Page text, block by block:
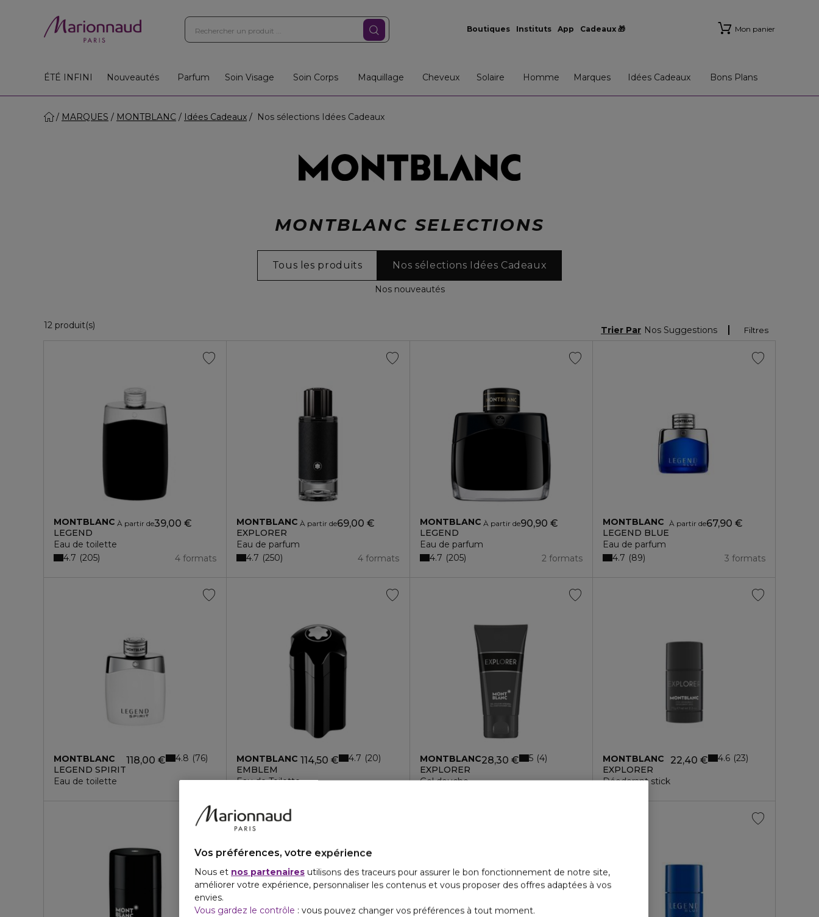
Boutiques Instituts App Cadeaux 🎁 Mon panier
ÉTÉ INFINI Nouveautés Parfum Soin Visage Soin Corps Maquillage Cheveux Solaire Homme Marques Idées Cadeaux Bons Plans
MARQUES MONTBLANC Idées Cadeaux Nos sélections Idées Cadeaux
MONTBLANC SELECTIONS
Tous les produits Nos sélections Idées Cadeaux
Nos nouveautés
12 produit(s) Filtres
Trier Par Nos Suggestions
MONTBLANC
LEGEND
Eau de toilette
À partir de39,00 €
4 formats
4.7 205
MONTBLANC
EXPLORER
Eau de parfum
À partir de69,00 €
4 formats
4.7 250
MONTBLANC
LEGEND
Eau de parfum
À partir de90,90 €
2 formats
4.7 205
MONTBLANC
LEGEND BLUE
Eau de parfum
À partir de67,90 €
3 formats
4.7 89
MONTBLANC
LEGEND SPIRIT
Eau de toilette
118,00 € 4.8 76
MONTBLANC
EMBLEM
Eau de Toilette
114,50 € 4.7 20
MONTBLANC
EXPLORER
Gel douche
28,30 € 5 4
MONTBLANC
EXPLORER
Déodorant stick
22,40 € 4.6 23
Vos préférences, votre expérience
Nous et nos partenaires utilisons des traceurs pour assurer le bon fonctionnement de notre site,
améliorer votre expérience, personnaliser les contenus et vous proposer des offres adaptées à vos
envies.
Vous gardez le contrôle : vous pouvez changer vos préférences à tout moment.